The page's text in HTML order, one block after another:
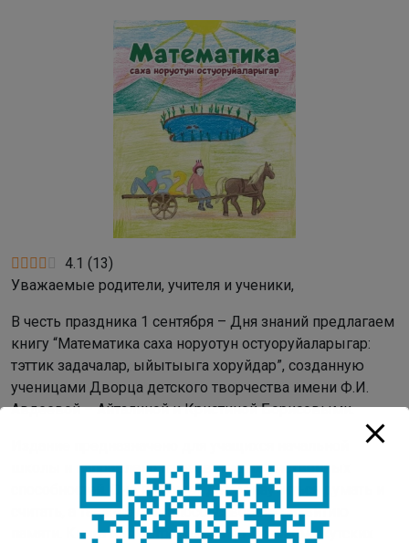
4.1 (13)
Уважаемые родители, учителя и ученики,
В честь праздника 1 сентября – Дня знаний предлагаем
книгу “Математика саха норуотун остуоруйаларыгар:
тэттик задачалар, ыйытыыга хоруйдар”, созданную
ученицами Дворца детского творчества имени Ф.И.
Авдеевой – Айталиной и Кристиной Борисовыми.
школы и направлено на развитие их умственных
способностей. Оно поможет детям научиться думать и
считать, а также будет способствовать развитию
памяти. Книга иллюстрирована по мотивам якутских